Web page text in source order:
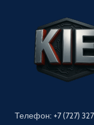
Телефон: +7 (727)